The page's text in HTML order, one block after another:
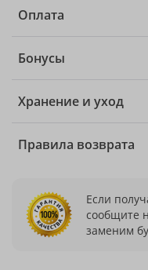
Оплата
Бонусы
Хранение и уход
Правила возврата
Если
сообщите
заменим